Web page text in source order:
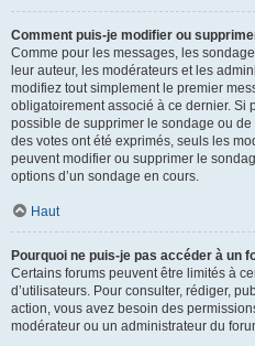
Comment puis-je modifier ou
Comme pour les messages, les
leur auteur, les modérateurs et les
modifiez tout simplement le premier
obligatoirement associé à ce dernier. Si
possible de supprimer le sondage ou
des votes ont été exprimés, seuls les
peuvent modifier ou supprimer le
options d’un sondage en cours.
Haut
Pourquoi ne puis-je pas accéder à un
Certains forums peuvent être limités à
d’utilisateurs. Pour consulter, rédiger,
action, vous avez besoin des
modérateur ou un administrateur du